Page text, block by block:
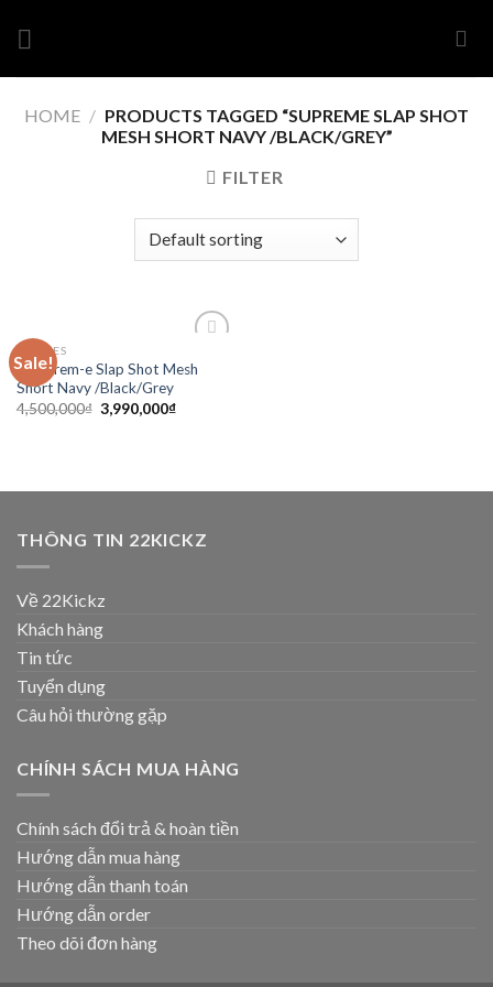
HOME / PRODUCTS TAGGED “SUPREME SLAP SHOT
MESH SHORT NAVY /BLACK/GREY”
FILTER
Sale!
wishlist
CLOTHES
Su-p-rem-e Slap Shot Mesh
Short Navy /Black/Grey
4,500,000₫ 3,990,000₫
THÔNG TIN 22KICKZ
Về 22Kickz
Khách hàng
Tin tức
Tuyển dụng
Câu hỏi thường gặp
CHÍNH SÁCH MUA HÀNG
Chính sách đổi trả & hoàn tiền
Hướng dẫn mua hàng
Hướng dẫn thanh toán
Hướng dẫn order
Theo dõi đơn hàng